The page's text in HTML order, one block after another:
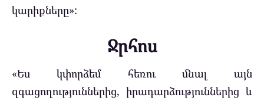
կարիքները»:
Ջրհոս
«Ես կփորձեմ հեռու մնալ այն
զգացողություններից, իրադարձություններից և